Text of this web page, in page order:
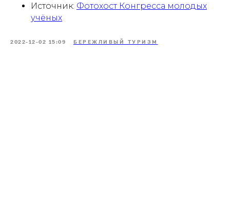
Источник: Фотохост Конгресса молодых
учёных
2022-12-02 15:09 БЕРЕЖЛИВЫЙ ТУРИЗМ